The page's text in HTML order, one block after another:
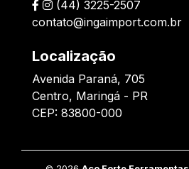
(44) 3225-2507
contato@ingaimport.com.br
Localização
Avenida Paraná, 705
Centro, Maringá - PR
CEP: 83800-000